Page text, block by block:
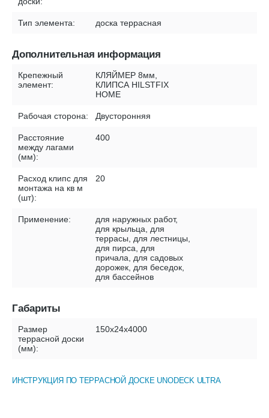
Тип элемента: доска террасная
Дополнительная информация
Крепежный
элемент:
КЛЯЙМЕР 8мм,
КЛИПСА HILSTFIX
HOME
Рабочая сторона: Двусторонняя
Расстояние
между лагами
(мм):
400
Расход клипс для
монтажа на кв м
(шт):
20
Применение:
для наружных работ,
для крыльца, для
террасы, для лестницы,
для пирса, для
причала, для садовых
дорожек, для беседок,
для бассейнов
Габариты
Размер
террасной доски
(мм):
150х24х4000
ИНСТРУКЦИЯ ПО ТЕРРАСНОЙ ДОСКЕ UNODECK ULTRA